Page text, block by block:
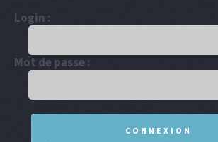
Login :
Mot de passe :